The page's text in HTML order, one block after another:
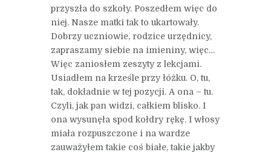
przyszła do szkoły. Poszedłem więc do
niej. Nasze matki tak to ukartowały.
Dobrzy uczniowie, rodzice urzędnicy,
zapraszamy siebie na imieniny, więc…
Więc zaniosłem zeszyty z lekcjami.
Usiadłem na krześle przy łóżku. O, tu,
tak, dokładnie w tej pozycji. A ona – tu.
Czyli, jak pan widzi, całkiem blisko. I
ona wysunęła spod kołdry rękę. I włosy
miała rozpuszczone i na wardze
zauważyłem takie coś białe, takie jakby